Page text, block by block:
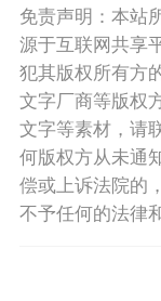
免责声明：本站
源于互联网共享
犯其版权所有方
文字厂商等版权
文字等素材，请
何版权方从未通
偿或上诉法院的
不予任何的法律